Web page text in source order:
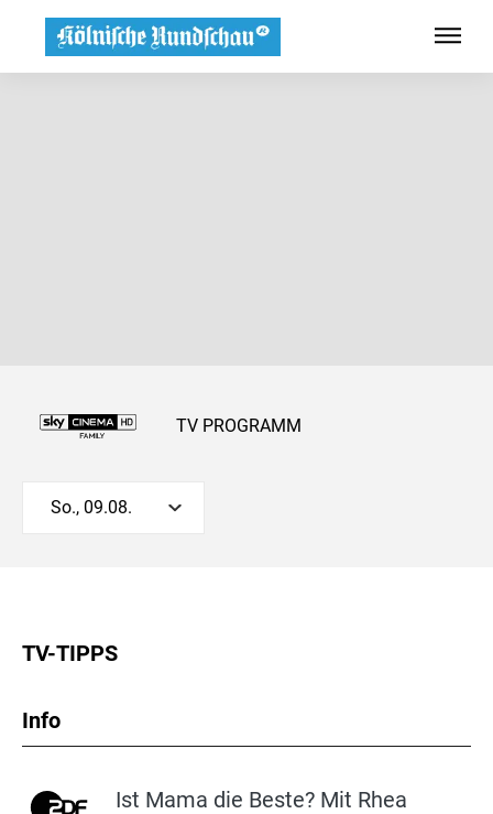
TV PROGRAMM
So., 09.08.
TV-TIPPS
Info
Ist Mama die Beste? Mit Rhea